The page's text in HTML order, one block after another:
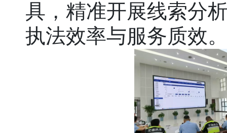
具，精准开展线索分
执法效率与服务质效